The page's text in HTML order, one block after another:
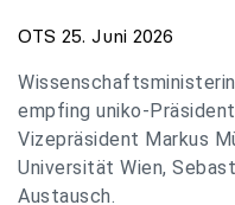
OTS 25. Juni 2026
empfing uniko-
Vizepräsident Markus
Universität Wien,
Austausch.